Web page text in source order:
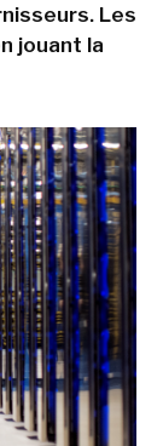
Les
jouant la